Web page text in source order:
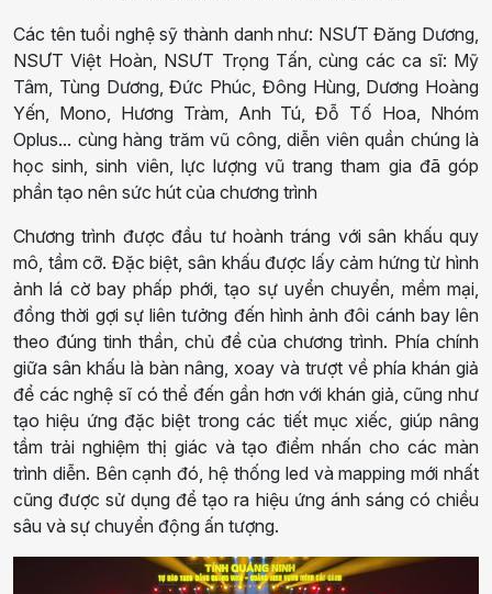
Các tên tuổi nghệ sỹ thành danh như: NSƯT Đăng Dương,
NSƯT Việt Hoàn, NSƯT Trọng Tấn, cùng các ca sĩ: Mỹ
Tâm, Tùng Dương, Đức Phúc, Đông Hùng, Dương Hoàng
Yến, Mono, Hương Tràm, Anh Tú, Đỗ Tố Hoa, Nhóm
Oplus... cùng hàng trăm vũ công, diễn viên quần chúng là
học sinh, sinh viên, lực lượng vũ trang tham gia đã góp
phần tạo nên sức hút của chương trình
Chương trình được đầu tư hoành tráng với sân khấu quy
mô, tầm cỡ. Đặc biệt, sân khấu được lấy cảm hứng từ hình
ảnh lá cờ bay phấp phới, tạo sự uyển chuyển, mềm mại,
đồng thời gợi sự liên tưởng đến hình ảnh đôi cánh bay lên
theo đúng tinh thần, chủ đề của chương trình. Phía chính
giữa sân khấu là bàn nâng, xoay và trượt về phía khán giả
để các nghệ sĩ có thể đến gần hơn với khán giả, cũng như
tạo hiệu ứng đặc biệt trong các tiết mục xiếc, giúp nâng
tầm trải nghiệm thị giác và tạo điểm nhấn cho các màn
trình diễn. Bên cạnh đó, hệ thống led và mapping mới nhất
cũng được sử dụng để tạo ra hiệu ứng ánh sáng có chiều
sâu và sự chuyển động ấn tượng.